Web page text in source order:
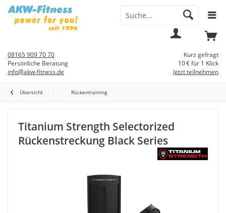
Kurz gefragt
10 € für 1 Klick
Jetzt teilnehmen
08165 909 70 70
Persönliche Beratung
info@akw-fitness.de
Übersicht Rückentraining
Titanium Strength Selectorized
Rückenstreckung Black Series